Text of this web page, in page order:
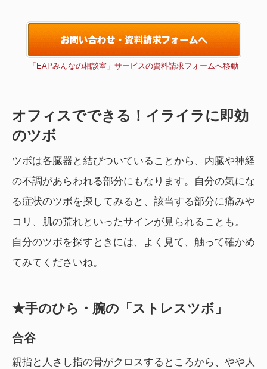
「EAPみんなの相談室」サービスの資料請求フォームへ移動
オフィスでできる！イライラに即効
のツボ
ツボは各臓器と結びついていることから、内臓や神経
の不調があらわれる部分にもなります。自分の気にな
る症状のツボを探してみると、該当する部分に痛みや
コリ、肌の荒れといったサインが見られることも。
自分のツボを探すときには、よく見て、触って確かめ
てみてくださいね。
★手のひら・腕の「ストレスツボ」
合谷
親指と人さし指の骨がクロスするところから、やや人